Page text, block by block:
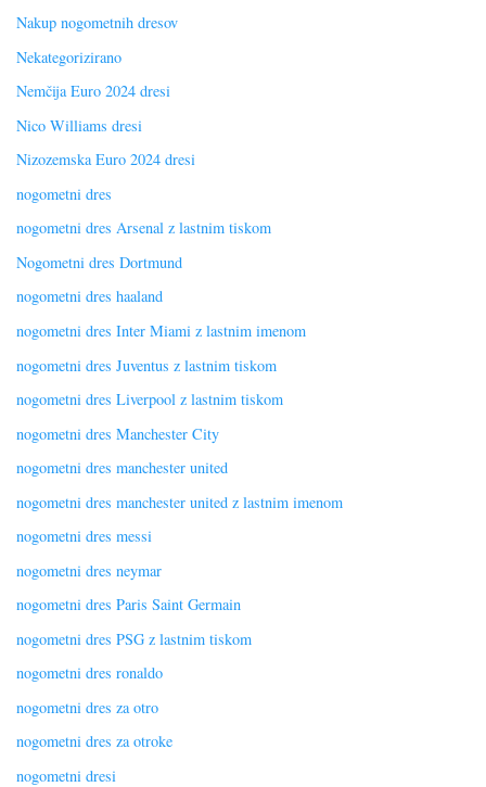
Nakup nogometnih dresov
Nekategorizirano
Nemčija Euro 2024 dresi
Nico Williams dresi
Nizozemska Euro 2024 dresi
nogometni dres
nogometni dres Arsenal z lastnim tiskom
Nogometni dres Dortmund
nogometni dres haaland
nogometni dres Inter Miami z lastnim imenom
nogometni dres Juventus z lastnim tiskom
nogometni dres Liverpool z lastnim tiskom
nogometni dres Manchester City
nogometni dres manchester united
nogometni dres manchester united z lastnim imenom
nogometni dres messi
nogometni dres neymar
nogometni dres Paris Saint Germain
nogometni dres PSG z lastnim tiskom
nogometni dres ronaldo
nogometni dres za otro
nogometni dres za otroke
nogometni dresi